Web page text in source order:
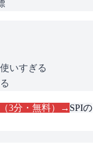
いすぎる
3分・無料）→ SPIの